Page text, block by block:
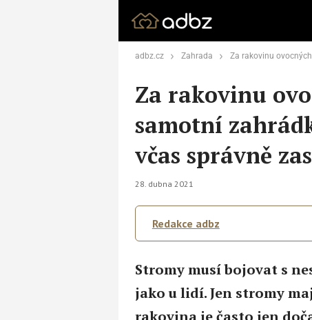
adbz.cz Zahrada Za rakovinu ovocných stromů mohou
Za rakovinu
samotní
včas správně
28. dubna 2021
Redakce adbz
Stromy musí bojovat s
jako u lidí. Jen stromy
rakovina je často jen